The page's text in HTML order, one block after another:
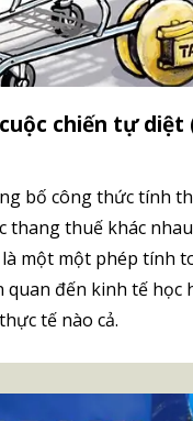
chiến tự diệt
bố công thức tính
thang thuế khác
một một phép tính
quan đến kinh tế học
tế nào cả.